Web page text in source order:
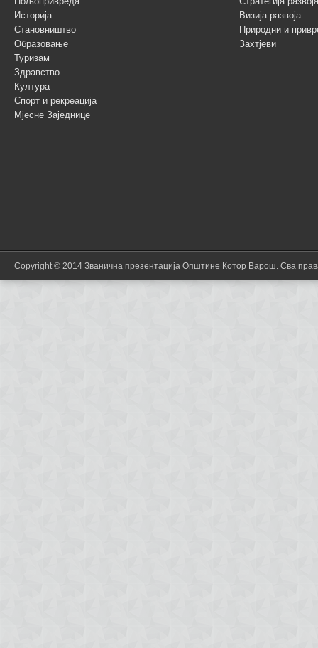
Историја
Становништво
Образовање
Туризам
Здравство
Култура
Спорт и рекреација
Мјесне Заједнице
Визија развоја
Природни и
Захтјеви
Copyright © 2014 Званична презентација Општине Котор Варош. Сва